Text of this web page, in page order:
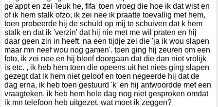
ge'appt en zei 'leuk he, fifa' toen vroeg die hoe ik dat wist en
of ik hem stalk ofzo, ik zei nee ik praatte toevallig met hem,
toen probeerde hij de schuld op mij te schuiven dat k hem
stalk en dat ik 'verzin' dat hij nie met me wil praten en hij
daar geen zin in heeft. na een tijdje zei die 'ja ik wou slapen
maar mn neef wou nog gamen'. toen ging hij zeuren om een
foto, ik zei nee en hij bleef doorgaan dat die dan niet vrolijk
is etc. , ik heb hem toen die opeens uit het niets ging slapen
gezegt dat ik hem niet geloof en toen negeerde hij dat de
dag erna, ik heb toen gestuurd 'k' en hij antwoordde met een
vraagteken. ik heb hem hele dag nog niet gesproken omdat
ik mn telefoon heb uitgezet. wat moet ik zeggen?